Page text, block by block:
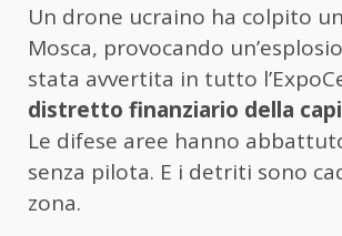
Un drone ucraino ha colpito
Mosca, provocando
stata avvertita in tutto
distretto finanziario della
Le difese aree hanno
senza pilota. E i detriti sono
zona.